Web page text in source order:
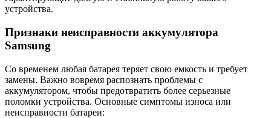
устройства.
Признаки неисправности аккумулятора
Samsung
Со временем любая батарея теряет свою емкость и требует
замены. Важно вовремя распознать проблемы с
аккумулятором, чтобы предотвратить более серьезные
поломки устройства. Основные симптомы износа или
неисправности батареи: